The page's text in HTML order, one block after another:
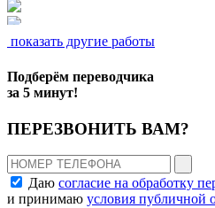
показать другие работы
Подберём переводчика
за 5 минут!
ПЕРЕЗВОНИТЬ ВАМ?
Даю согласие на обработку
и принимаю условия публичной